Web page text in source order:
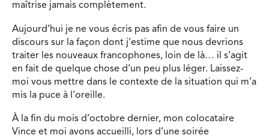
maîtrise jamais complètement.
Aujourd’hui je ne vous écris pas afin de vous faire un
discours sur la façon dont j’estime que nous devrions
traiter les nouveaux francophones, loin de là… il s’agit
en fait de quelque chose d’un peu plus léger. Laissez-
moi vous mettre dans le contexte de la situation qui m’a
mis la puce à l’oreille.
À la fin du mois d’octobre dernier, mon colocataire
Vince et moi avons accueilli, lors d’une soirée